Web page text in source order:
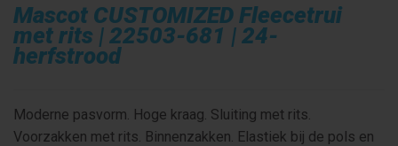
Mascot CUSTOMIZED Fleecetrui
met rits | 22503-681 | 24-
herfstrood
Moderne pasvorm. Hoge kraag. Sluiting met rits.
Voorzakken met rits. Binnenzakken. Elastiek bij de pols en